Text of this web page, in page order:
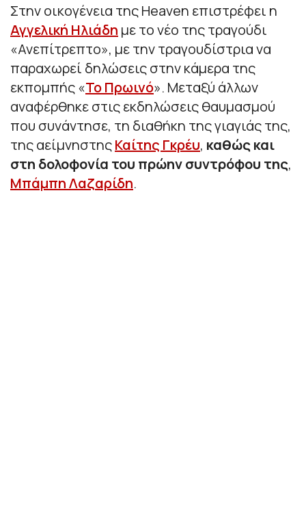
Στην οικογένεια της Heaven επιστρέφει η
Αγγελική Ηλιάδη με το νέο της τραγούδι
«Ανεπίτρεπτο», με την τραγουδίστρια να
παραχωρεί δηλώσεις στην κάμερα της
εκπομπής «Το Πρωινό». Μεταξύ άλλων
αναφέρθηκε στις εκδηλώσεις θαυμασμού
που συνάντησε, τη διαθήκη της γιαγιάς της,
της αείμνηστηςΚαίτης Γκρέυ, καθώς και
στη δολοφονία του πρώην συντρόφου της,
Μπάμπη Λαζαρίδη.